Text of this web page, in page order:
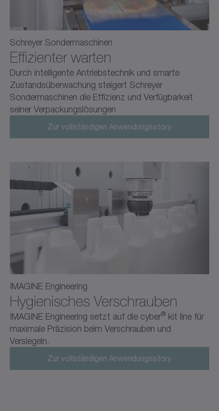
Schreyer Sondermaschinen
Effizienter warten
Durch intelligente Antriebstechnik und smarte
Zustands­überwachung steigert Schreyer
Sondermaschinen die Effizienz und Verfügbarkeit
seiner Verpackungslösungen
Zur vollständigen Anwendungsstory
IMAGINE Engineering
Hygienisches Verschrauben
IMAGINE Engineering setzt auf die cyber® kit line für
maximale Präzision beim Verschrauben und
Versiegeln.
Zur vollständigen Anwendungsstory